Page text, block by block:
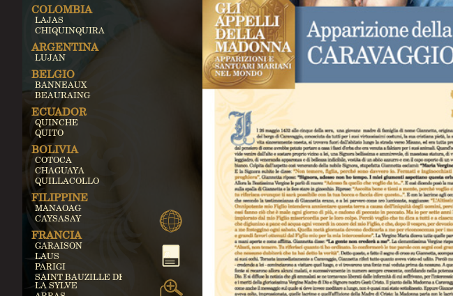
COLOMBIA
LAJAS
CHIQUINQUIRA
ARGENTINA
LUJAN
BELGIO
BANNEAUX
BEAURAING
ECUADOR
QUINCHE
QUITO
BOLIVIA
COTOCA
CHAGUAYA
QUILLACOLLO
FILIPPINE
MANAOAG
CAYSASAY
FRANCIA
GARAISON
LAUS
PARIGI
SAINT BAUZILLE DE
LA SYLVE